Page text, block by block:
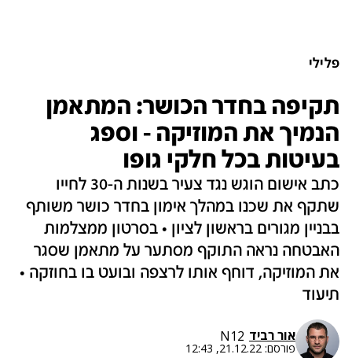
פלילי
תקיפה בחדר הכושר: המתאמן
הנמיך את המוזיקה - וספג
בעיטות בכל חלקי גופו
כתב אישום הוגש נגד צעיר בשנות ה-30 לחייו
שתקף את שכנו במהלך אימון בחדר כושר משותף
בבניין מגורים בראשון לציון • בסרטון ממצלמות
האבטחה נראה התוקף מסתער על מתאמן שסגר
את המוזיקה, דוחף אותו לרצפה ובועט בו בחוזקה •
תיעוד
אור רביד N12
פורסם: 21.12.22, 12:43